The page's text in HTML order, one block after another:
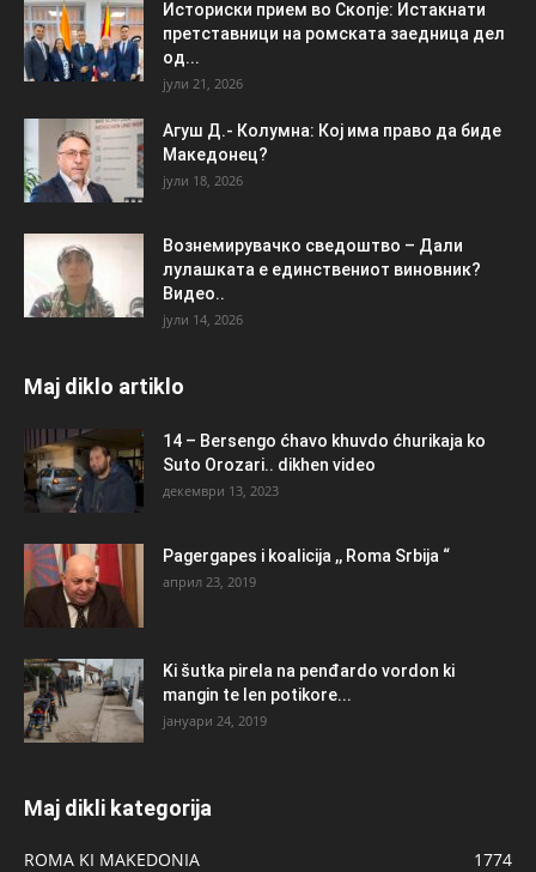
Историски прием во Скопје: Истакнати
претставници на ромската заедница дел
од...
јули 21, 2026
Агуш Д.- Колумна: Кој има право да биде
Македонец?
јули 18, 2026
Вознемирувачко сведоштво – Дали
лулашката е единствениот виновник?
Видео..
јули 14, 2026
Maj diklo artiklo
14 – Bersengo ćhavo khuvdo ćhurikaja ko
Suto Orozari.. dikhen video
декември 13, 2023
Pagergapes i koalicija ,, Roma Srbija “
април 23, 2019
Ki šutka pirela na penđardo vordon ki
mangin te len potikore...
јануари 24, 2019
Maj dikli kategorija
ROMA KI MAKEDONIA
1774